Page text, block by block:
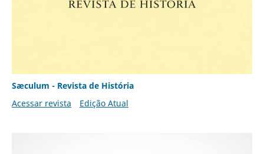
Sæculum - Revista de História
Acessar revista
Edição Atual